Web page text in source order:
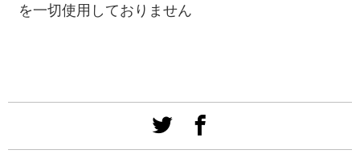
を一切使用しておりません